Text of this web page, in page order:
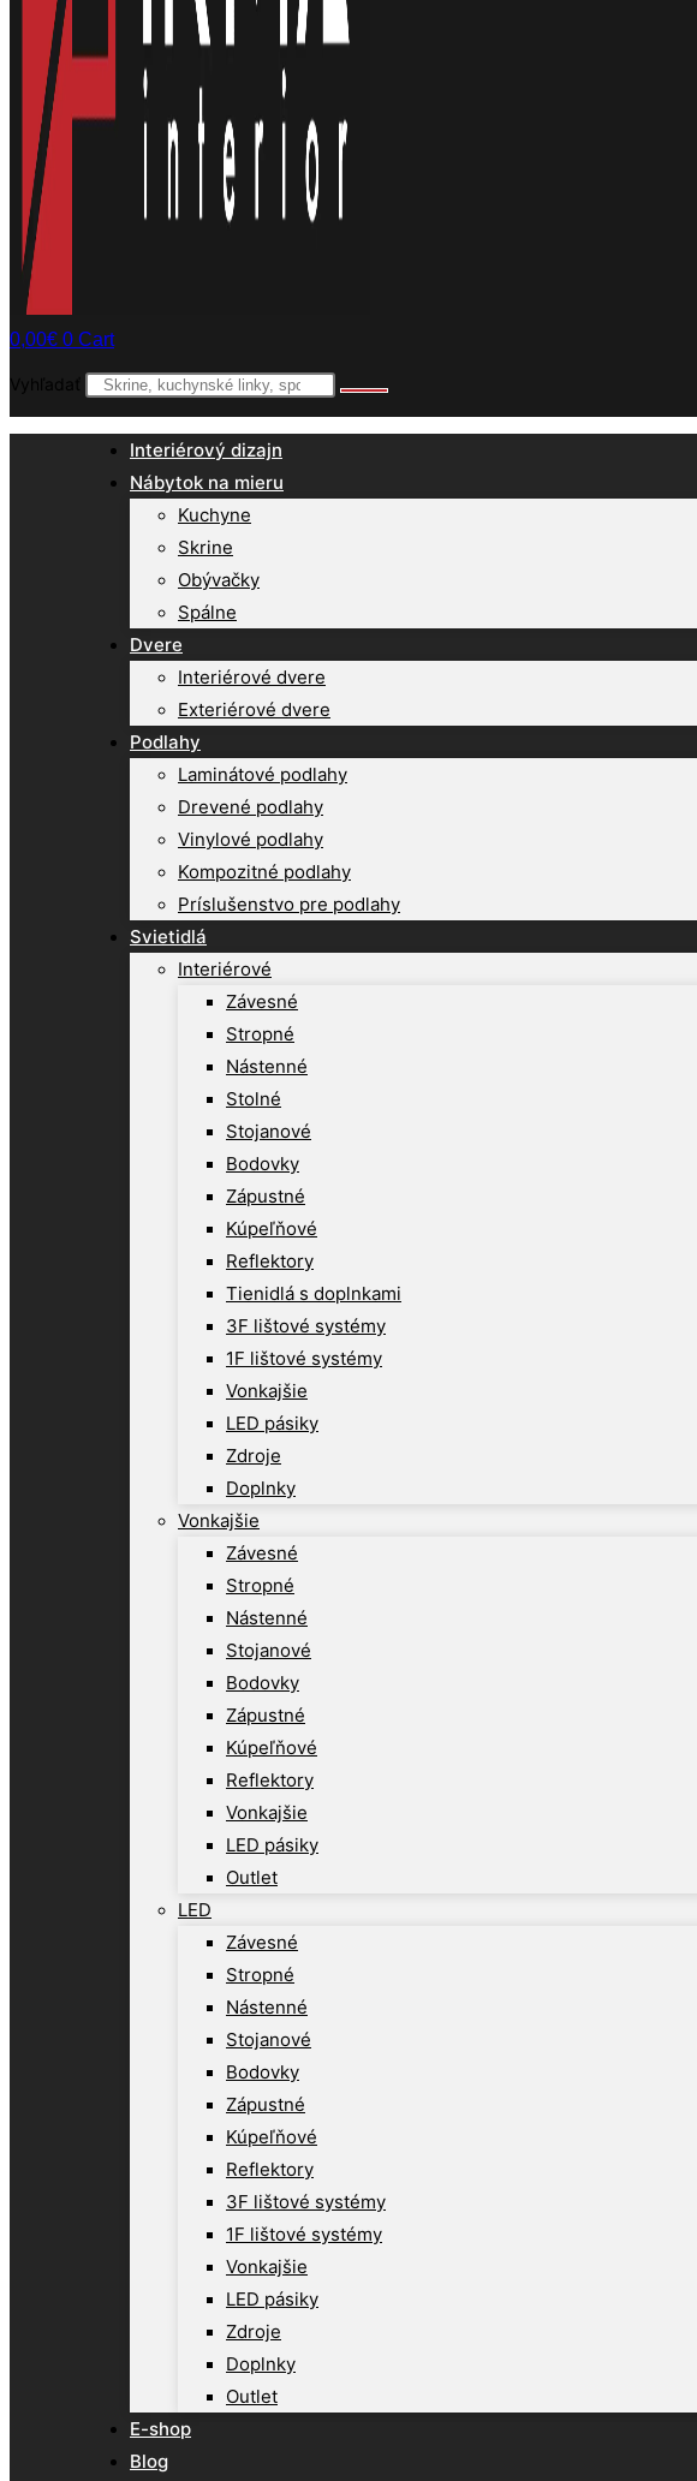
0,00€ 0 Cart
Vyhľadať
Interiérový dizajn
Nábytok na mieru
Kuchyne
Skrine
Obývačky
Spálne
Dvere
Interiérové dvere
Exteriérové dvere
Podlahy
Laminátové podlahy
Drevené podlahy
Vinylové podlahy
Kompozitné podlahy
Príslušenstvo pre podlahy
Svietidlá
Interiérové
Závesné
Stropné
Nástenné
Stolné
Stojanové
Bodovky
Zápustné
Kúpeľňové
Reflektory
Tienidlá s doplnkami
3F lištové systémy
1F lištové systémy
Vonkajšie
LED pásiky
Zdroje
Doplnky
Vonkajšie
Závesné
Stropné
Nástenné
Stojanové
Bodovky
Zápustné
Kúpeľňové
Reflektory
Vonkajšie
LED pásiky
Outlet
LED
Závesné
Stropné
Nástenné
Stojanové
Bodovky
Zápustné
Kúpeľňové
Reflektory
3F lištové systémy
1F lištové systémy
Vonkajšie
LED pásiky
Zdroje
Doplnky
Outlet
E-shop
Blog